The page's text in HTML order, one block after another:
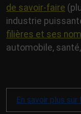
de savoir-faire
industrie
filières et ses
automobile,
En savoir plus